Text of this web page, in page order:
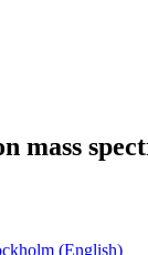
mass
(English)